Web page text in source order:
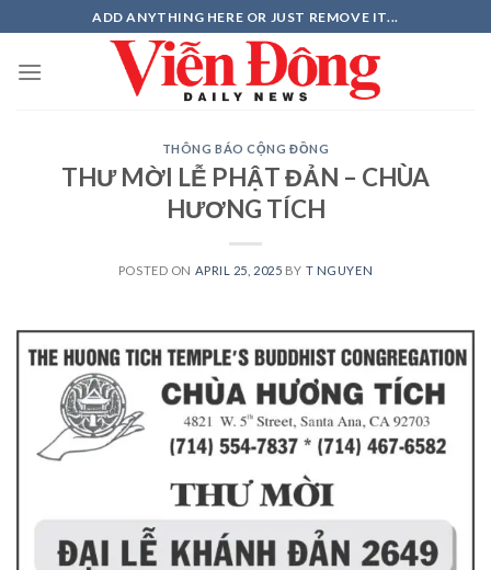
to
content
ADD ANYTHING HERE OR JUST REMOVE IT...
THÔNG BÁO CỘNG ĐỒNG
THƯ MỜI LỄ PHẬT ĐẢN – CHÙA
HƯƠNG TÍCH
POSTED ON APRIL 25, 2025 BY T NGUYEN